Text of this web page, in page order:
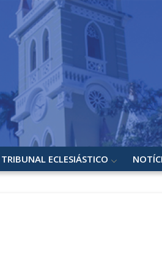
TRIBUNAL ECLESIÁSTICO